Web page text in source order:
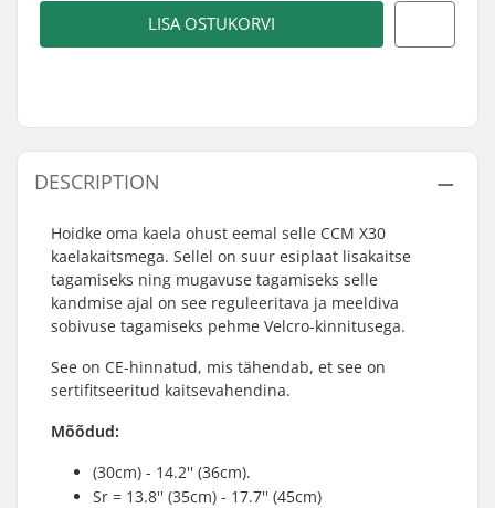
LISA OSTUKORVI
DESCRIPTION
Hoidke oma kaela ohust eemal selle CCM X30
kaelakaitsmega. Sellel on suur esiplaat lisakaitse
tagamiseks ning mugavuse tagamiseks selle
kandmise ajal on see reguleeritava ja meeldiva
sobivuse tagamiseks pehme Velcro-kinnitusega.
See on CE-hinnatud, mis tähendab, et see on
sertifitseeritud kaitsevahendina.
Mõõdud:
(30cm) - 14.2'' (36cm).
Sr = 13.8'' (35cm) - 17.7'' (45cm)